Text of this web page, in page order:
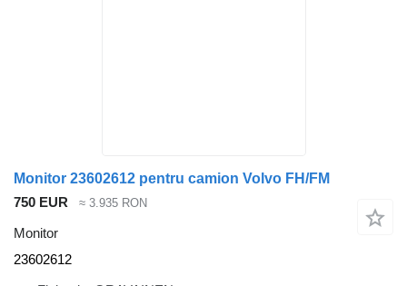
Monitor 23602612 pentru camion Volvo FH/FM
750 EUR
≈ 3.935 RON
Monitor
23602612